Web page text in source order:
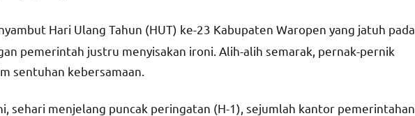
Hari Ulang Tahun (HUT) ke-23 Kabupaten Waropen yang jatuh pada
pemerintah justru menyisakan ironi. Alih-alih semarak, pernak-pernik
sentuhan kebersamaan.
sehari menjelang puncak peringatan (H-1), sejumlah kantor pemerintahan